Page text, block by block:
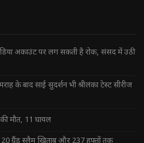
अकाउंट पर लग सकती है रोक, संसद में उठी
के बाद साई सुदर्शन भी श्रीलंका टेस्ट सीरीज
मौत, 11 घायल
ग्रैंड स्लैम खिताब और 237 हफ्तों तक